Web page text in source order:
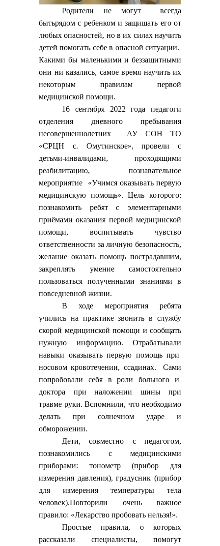
Родители не могут всегда
бытьрядом с ребенком и защищать его от
любых опасностей, но в их силах научить
детей помогать себе в опасной ситуации.
Какими бы маленькими и беззащитными
они ни казались, самое время научить их
некоторым правилам первой
медицинской помощи.
16 сентября 2022 года педагоги
отделения дневного пребывания
несовершеннолетних АУ СОН ТО
«СРЦН с. Омутинское», провели с
детьми-инвалидами, проходящими
реабилитацию, познавательное
мероприятие «Учимся оказывать первую
медицинскую помощь». Цель которого:
познакомить ребят с элементарными
приёмами оказания первой медицинской
помощи, воспитывать чувство
ответственности за личную безопасность,
желание оказать помощь пострадавшим,
закреплять умение самостоятельно
пользоваться полученными знаниями в
повседневной жизни.
В ходе мероприятия ребята
учились на практике звонить в службу
скорой медицинской помощи и сообщать
нужную информацию. Отрабатывали
навыки оказывать первую помощь при
носовом кровотечении, ссадинах. Сами
попробовали себя в роли больного и
доктора при наложении шины при
травме руки. Вспомнили, что необходимо
делать при солнечном ударе и
обморожении.
Дети, совместно с педагогом,
познакомились с медицинскими
приборами: тонометр (прибор для
измерения давления), градусник (прибор
для измерения температуры тела
человек).Повторили очень важное
правило: «Лекарство пробовать нельзя!».
Простые правила, о которых
рассказали специалисты, помогут